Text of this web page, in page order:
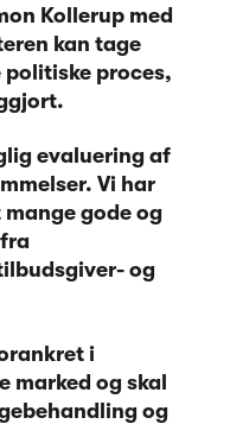
Kollerup med
kan tage
proces,
evaluering af
Vi har
gode og
og
i
marked og skal
og